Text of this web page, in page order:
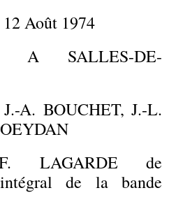
Août 1974
A SALLES-DE-
A. BOUCHET, J.-L.
LAGARDE de
de la bande